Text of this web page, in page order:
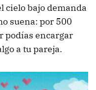
cielo bajo demanda
suena: por 500
podías encargar
a tu pareja.